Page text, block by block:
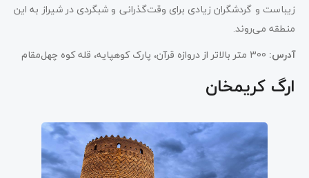
زیباست و گردشگران زیادی برای وقت‌گذرانی و شبگردی در شیراز به این
منطقه می‌روند.
آدرس:
ارگ کریمخان